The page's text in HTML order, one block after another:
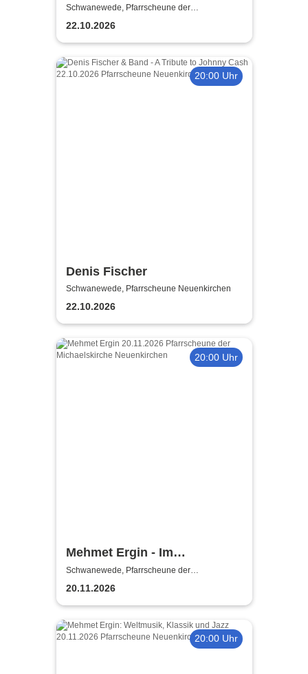
Pfarrscheune der
Michaelskirche Neuenkirchen
Schwanewede, Pfarrscheune der
Michaelskirche Neuenkirchen
22.10.2026
20:00 Uhr
Denis Fischer
Schwanewede, Pfarrscheune Neuenkirchen
22.10.2026
20:00 Uhr
Mehmet Ergin - Im
Grenzbereich zw. Weltmusik,
Klassik und Jazz
Schwanewede, Pfarrscheune der
Michaelskirche Neuenkirchen
20.11.2026
20:00 Uhr